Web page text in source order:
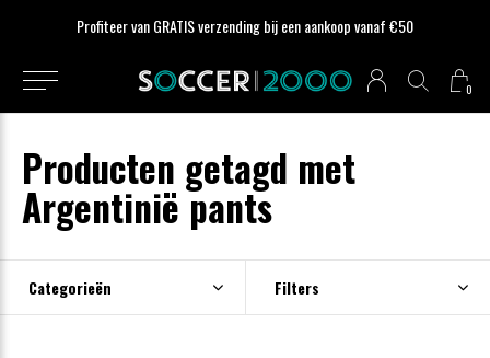
0
Profiteer van GRATIS verzending bij een aankoop vanaf €50
Producten getagd met
Argentinië pants
Categorieën Filters